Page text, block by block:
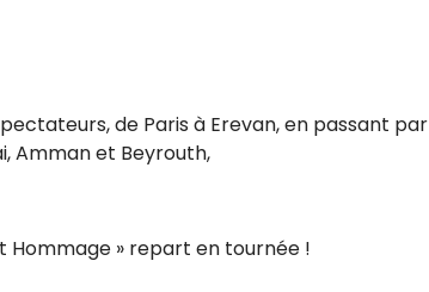
de Paris à Erevan, en passant par
Amman et Beyrouth,
Hommage » repart en tournée !